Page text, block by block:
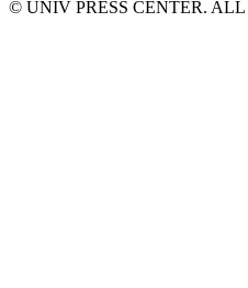
© UNIV PRESS CENTER.